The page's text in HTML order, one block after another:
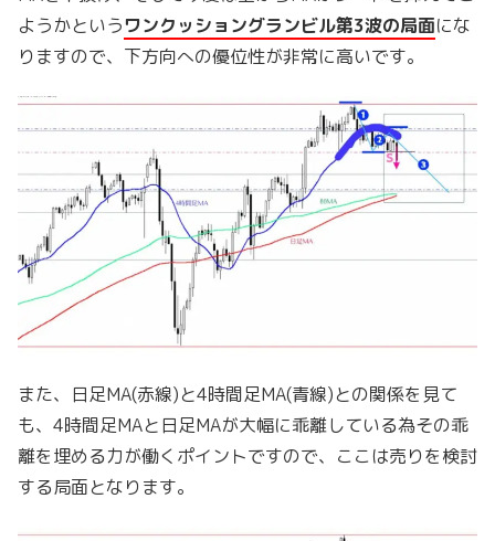
ようかというワンクッショングランビル第3波の局面にな
りますので、下方向への優位性が非常に高いです。
また、日足MA(赤線)と4時間足MA(青線)との関係を見て
も、4時間足MAと日足MAが大幅に乖離している為その乖
離を埋める力が働くポイントですので、ここは売りを検討
する局面となります。